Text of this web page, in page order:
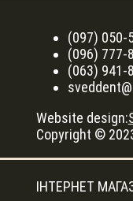
(097) 050-
(096) 777-
(063) 941-
Website design:
Copyright ©
ІНТЕРНЕТ